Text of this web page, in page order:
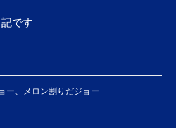
です
ー、メロン割りだジョー